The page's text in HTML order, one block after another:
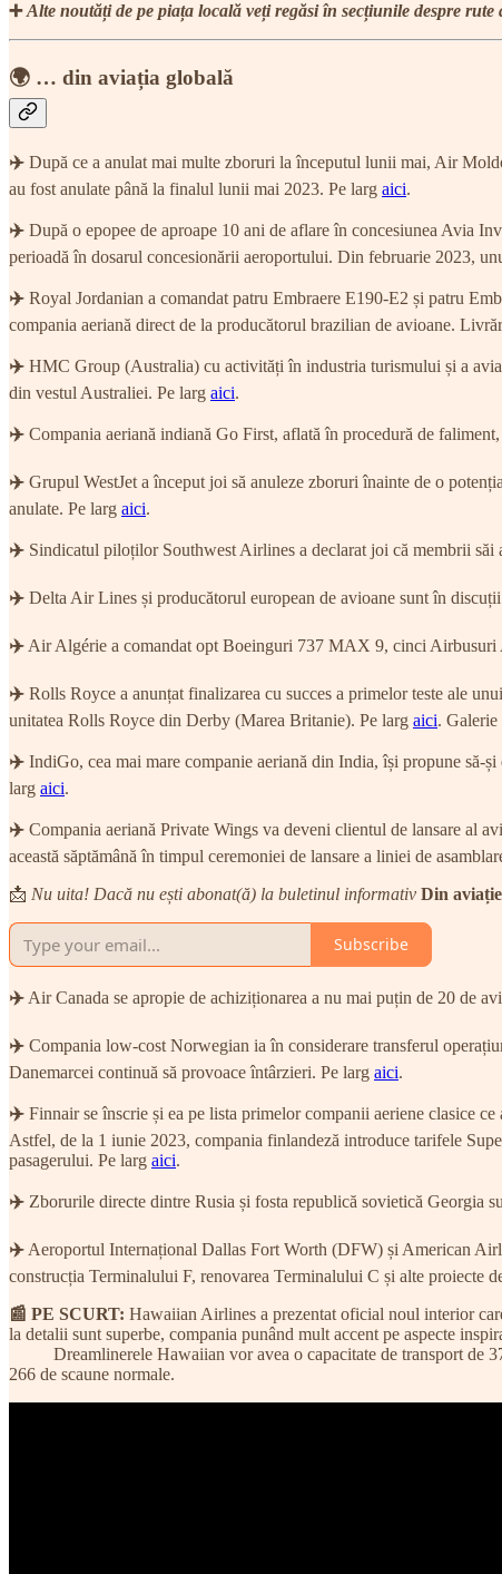
➕Alte noutăți de pe piața locală veți regăsi în secțiunile despre rute
🌍 … din aviația globală
✈️ După ce a anulat mai multe zboruri la începutul lunii mai, Air
au fost anulate până la finalul lunii mai 2023. Pe larg aici.
✈️ După o epopee de aproape 10 ani de aflare în concesiunea Avia
perioadă în dosarul concesionării aeroportului. Din februarie 2023,
✈️ Royal Jordanian a comandat patru Embraere E190-E2 și patru
compania aeriană direct de la producătorul brazilian de avioane.
✈️ HMC Group (Australia) cu activități în industria turismului și a
din vestul Australiei. Pe larg aici.
✈️ Compania aeriană indiană Go First, aflată în procedură de
✈️ Grupul WestJet a început joi să anuleze zboruri înainte de o
anulate. Pe larg aici.
✈️ Sindicatul piloților Southwest Airlines a declarat joi că membrii săi
✈️ Delta Air Lines și producătorul european de avioane sunt în
✈️ Air Algérie a comandat opt Boeinguri 737 MAX 9, cinci Airbusuri
✈️ Rolls Royce a anunțat finalizarea cu succes a primelor teste ale
unitatea Rolls Royce din Derby (Marea Britanie). Pe larg aici.
✈️ IndiGo, cea mai mare companie aeriană din India, își propune să-
larg aici.
✈️ Compania aeriană Private Wings va deveni clientul de lansare al
această săptămână în timpul ceremoniei de lansare a liniei de
📩 Nu uita! Dacă nu ești abonat(ă) la buletinul informativ Din aviație
Subscribe
✈️ Air Canada se apropie de achiziționarea a nu mai puțin de 20 de
✈️ Compania low-cost Norwegian ia în considerare transferul
Danemarcei continuă să provoace întârzieri. Pe larg aici.
✈️ Finnair se înscrie și ea pe lista primelor companii aeriene clasice
Astfel, de la 1 iunie 2023, compania finlandeză introduce tarifele
pasagerului. Pe larg aici.
✈️ Zborurile directe dintre Rusia și fosta republică sovietică Georgia
✈️ Aeroportul Internațional Dallas Fort Worth (DFW) și American
construcția Terminalului F, renovarea Terminalului C și alte proiecte
📰 PE SCURT: Hawaiian Airlines a prezentat oficial noul interior
la detalii sunt superbe, compania punând mult accent pe aspecte
Dreamlinerele Hawaiian vor avea o capacitate de transport de
266 de scaune normale.